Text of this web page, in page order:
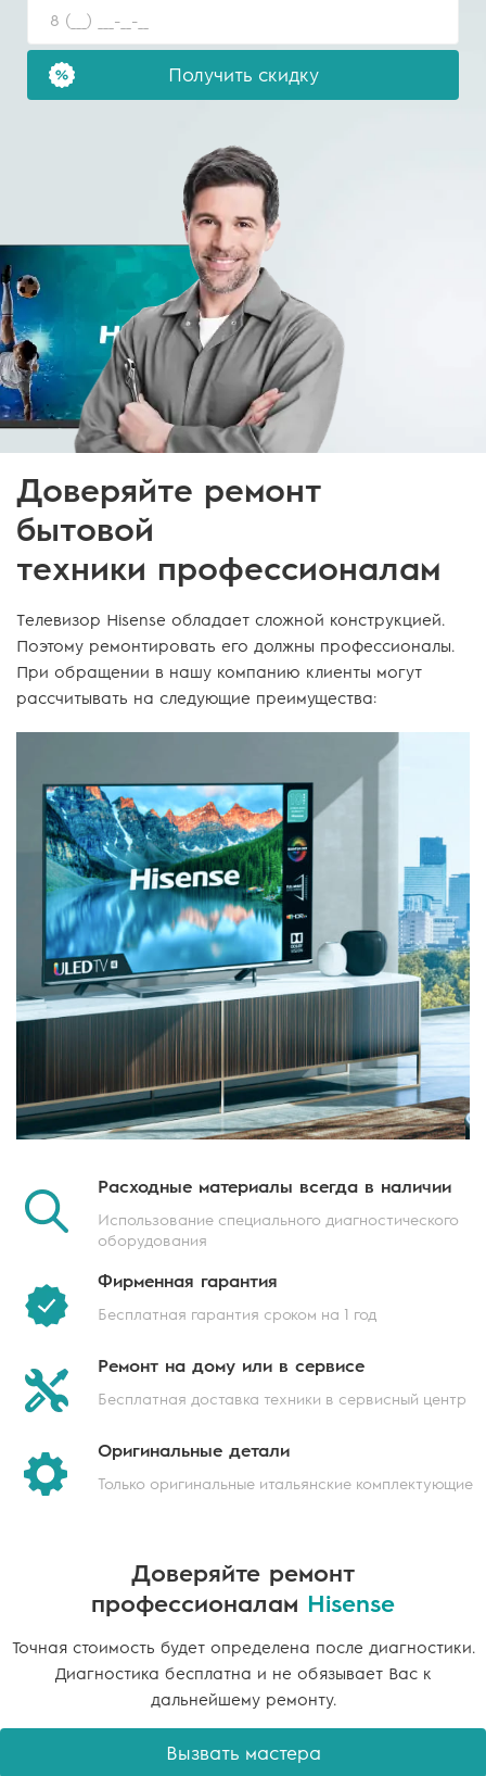
Получить скидку
Доверяйте ремонт
бытовой
техники профессионалам
Телевизор Hisense обладает сложной конструкцией.
Поэтому ремонтировать его должны профессионалы.
При обращении в нашу компанию клиенты могут
рассчитывать на следующие преимущества:
Расходные материалы всегда в наличии
Использование специального диагностического
оборудования
Фирменная гарантия
Бесплатная гарантия сроком на 1 год
Ремонт на дому или в сервисе
Бесплатная доставка техники в сервисный центр
Оригинальные детали
Только оригинальные итальянские комплектующие
Доверяйте ремонт
профессионалам Hisense
Точная стоимость будет определена после диагностики.
Диагностика бесплатна и не обязывает Вас к
дальнейшему ремонту.
Вызвать мастера